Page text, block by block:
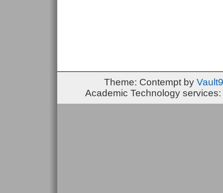
Theme: Contempt by Vault9
Academic Technology services: